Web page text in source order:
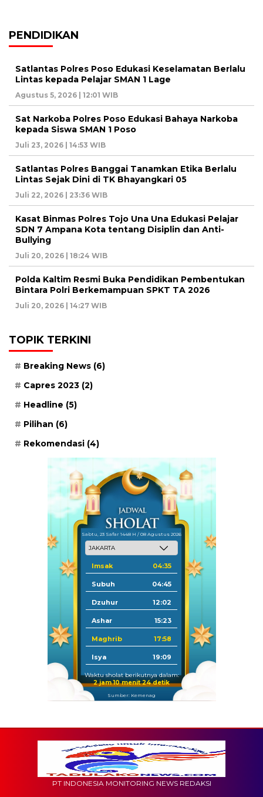
PENDIDIKAN
Satlantas Polres Poso Edukasi Keselamatan Berlalu
Lintas kepada Pelajar SMAN 1 Lage
Agustus 5, 2026 | 12:01 WIB
Sat Narkoba Polres Poso Edukasi Bahaya Narkoba
kepada Siswa SMAN 1 Poso
Juli 23, 2026 | 14:53 WIB
Satlantas Polres Banggai Tanamkan Etika Berlalu
Lintas Sejak Dini di TK Bhayangkari 05
Juli 22, 2026 | 23:36 WIB
Kasat Binmas Polres Tojo Una Una Edukasi Pelajar
SDN 7 Ampana Kota tentang Disiplin dan Anti-
Bullying
Juli 20, 2026 | 18:24 WIB
Polda Kaltim Resmi Buka Pendidikan Pembentukan
Bintara Polri Berkemampuan SPKT TA 2026
Juli 20, 2026 | 14:27 WIB
TOPIK TERKINI
Breaking News (6)
Capres 2023 (2)
Headline (5)
Pilihan (6)
Rekomendasi (4)
Sabtu, 23 Safar 1448 H / 08 Agustus 2026
Imsak 04:35
Subuh 04:45
Dzuhur 12:02
Ashar 15:23
Maghrib 17:58
Isya 19:09
Waktu sholat berikutnya dalam:
2 jam 10 menit 22 detik
Sumber: Kemenag
PT INDONESIA MONITORING NEWS REDAKSI